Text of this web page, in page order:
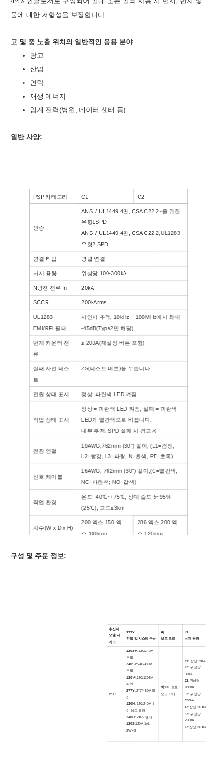
물에 대한 저항성을 보장합니다.
고 및 중 노출 위치의 일반적인 응용 분야
광고
산업
연락
재생 에너지
임계 전력(병원, 데이터 센터 등)
일반 사양:
PSP 카테고리 C1 C2
인증
ANSI / UL1449 4판, CSA C22.2~을 위한
유형1SPD
ANSI / UL1449 4판, CSA C22.2,UL1283
유형2 SPD
연결 타입 병렬 연결
서지 용량 위상당 100-300kA
N방전 전류 In 20kA
SCCR 200kArms
UL1283
EMI/RFI 필터
사인파 추적, 10kHz ~ 100MHz에서 최대
-45dB(Type2만 해당)
번개 카운터 전
류
≥ 200A(재설정 버튼 포함)
실패 사전 테스
트
2S(테스트 버튼)를 누릅니다.
전원 상태 표시 정상=파란색 LED 켜짐
작업 상태 표시
정상 = 파란색 LED 켜짐; 실패 = 파란색
LED가 빨간색으로 바뀝니다.
내부 부저, SPD 실패 시 경고음
전원 연결
10AWG,762mm (30") 길이, (L1=검정,
L2=빨강, L3=파랑, N=흰색, PE=초록)
신호 케이블
16AWG, 762mm (30") 길이,(C=빨간색;
NC=파란색; NO=갈색)
작업 환경
온도 -40℃~+75℃, 상대 습도 5~95%
(25℃), 고도≤3km
치수(W x D x H)
200 엑스 150 엑
스 100mm
286 엑스 200 엑
스 120mm
구성 및 주문 정보:
추신피
모델 시
리즈
277Y
전압 및 시스템 구성
씨
보호 모드
42
서지 용량
PSP
120SP: 120/240V
분할
240SP:240/480V
분할
120년:120/1208V
와이
277Y: 277/480V 와
이
120H:120/240V 하
이 레그 델타
240D:240V 델타
120S:120V 1상,
2W+G
…
씨:NG 보호
모드 삭제
11: 상당 25kA
12: 위상당
50kA
22:위상당
100kA
32: 위상당
150kA
42:상당 200kA
52: 위상당
250kA
62:상당 300kA